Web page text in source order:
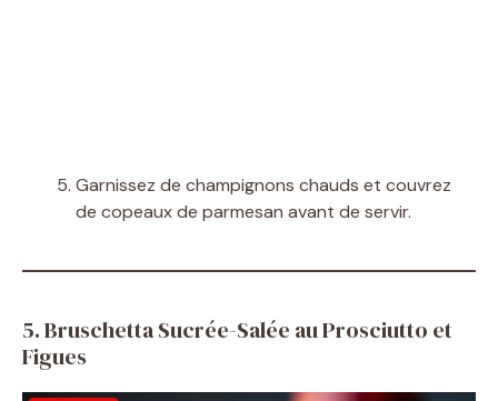
Garnissez de champignons chauds et couvrez
de copeaux de parmesan avant de servir.
5. Bruschetta Sucrée-Salée au Prosciutto et
Figues